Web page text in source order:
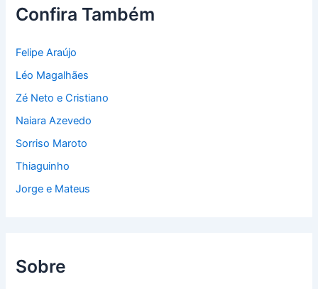
Confira Também
Felipe Araújo
Léo Magalhães
Zé Neto e Cristiano
Naiara Azevedo
Sorriso Maroto
Thiaguinho
Jorge e Mateus
Sobre